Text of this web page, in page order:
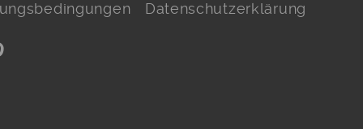
Datenschutzerklärung